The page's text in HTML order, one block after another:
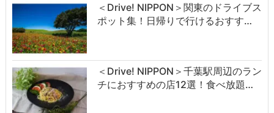
＜Drive! NIPPON＞関東のドライブス
ポット集！日帰りで行けるおすす…
＜Drive! NIPPON＞千葉駅周辺のラン
チにおすすめの店12選！食べ放題…